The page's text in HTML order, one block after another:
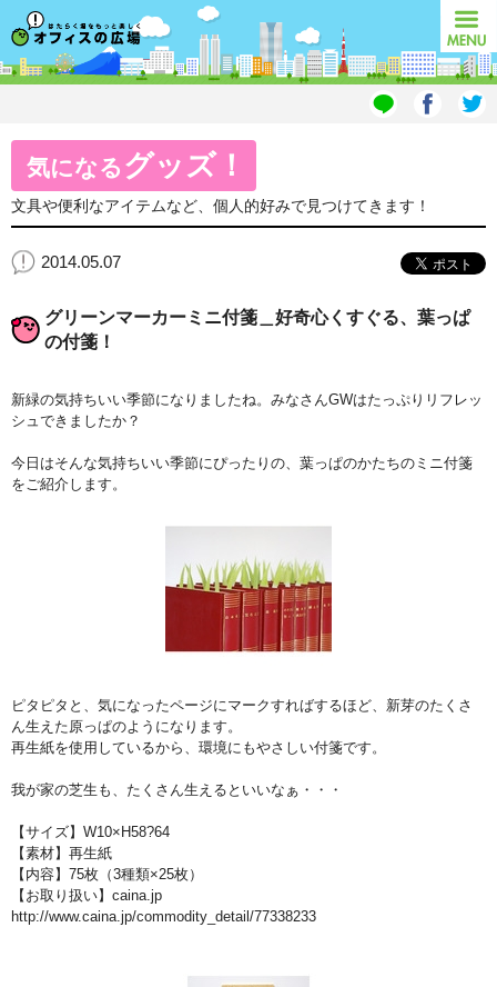
オフィスの広場 MENU
気になる グッズ！
文具や便利なアイテムなど、個人的好みで見つけてきます！
2014.05.07
グリーンマーカーミニ付箋＿好奇心くすぐる、葉っぱ
の付箋！
新緑の気持ちいい季節になりましたね。みなさんGWはたっぷりリフレッ
シュできましたか？
今日はそんな気持ちいい季節にぴったりの、葉っぱのかたちのミニ付箋
をご紹介します。
ピタピタと、気になったページにマークすればするほど、新芽のたくさ
ん生えた原っぱのようになります。
再生紙を使用しているから、環境にもやさしい付箋です。
我が家の芝生も、たくさん生えるといいなぁ・・・
【サイズ】W10×H58?64
【素材】再生紙
【内容】75枚（3種類×25枚）
【お取り扱い】caina.jp
http://www.caina.jp/commodity_detail/77338233